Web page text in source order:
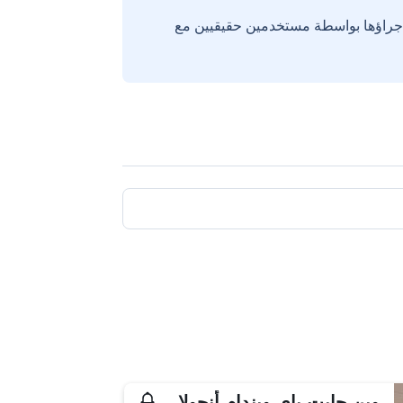
بواسطة مستخدمين حقيقيين مع